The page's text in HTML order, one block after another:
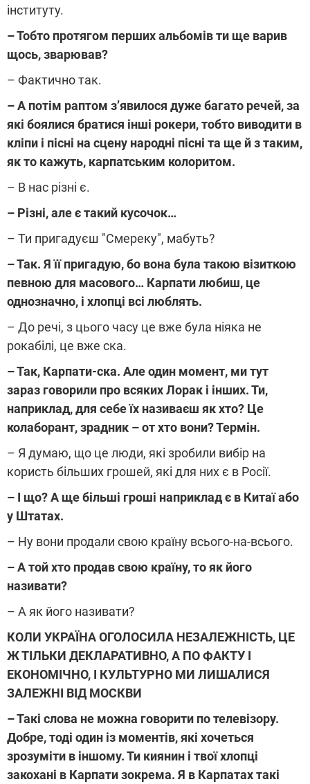
інституту.
– Тобто протягом перших альбомів ти ще варив
щось, зварював?
– Фактично так.
– А потім раптом з’явилося дуже багато речей, за
які боялися братися інші рокери, тобто виводити в
кліпи і пісні на сцену народні пісні та ще й з таким,
як то кажуть, карпатським колоритом.
– В нас різні є.
– Різні, але є такий кусочок…
– Ти пригадуєш "Смереку", мабуть?
– Так. Я її пригадую, бо вона була такою візиткою
певною для масового… Карпати любиш, це
однозначно, і хлопці всі люблять.
– До речі, з цього часу це вже була ніяка не
рокабілі, це вже ска.
– Так, Карпати-ска. Але один момент, ми тут
зараз говорили про всяких Лорак і інших. Ти,
наприклад, для себе їх називаєш як хто? Це
колаборант, зрадник – от хто вони? Термін.
– Я думаю, що це люди, які зробили вибір на
користь більших грошей, які для них є в Росії.
– І що? А ще більші гроші наприклад є в Китаї або
у Штатах.
– Ну вони продали свою країну всього-на-всього.
– А той хто продав свою країну, то як його
називати?
– А як його називати?
КОЛИ УКРАЇНА ОГОЛОСИЛА НЕЗАЛЕЖНІСТЬ, ЦЕ
Ж ТІЛЬКИ ДЕКЛАРАТИВНО, А ПО ФАКТУ І
ЕКОНОМІЧНО, І КУЛЬТУРНО МИ ЛИШАЛИСЯ
ЗАЛЕЖНІ ВІД МОСКВИ
– Такі слова не можна говорити по телевізору.
Добре, тоді один із моментів, які хочеться
зрозуміти в іншому. Ти киянин і твої хлопці
закохані в Карпати зокрема. Я в Карпатах такі